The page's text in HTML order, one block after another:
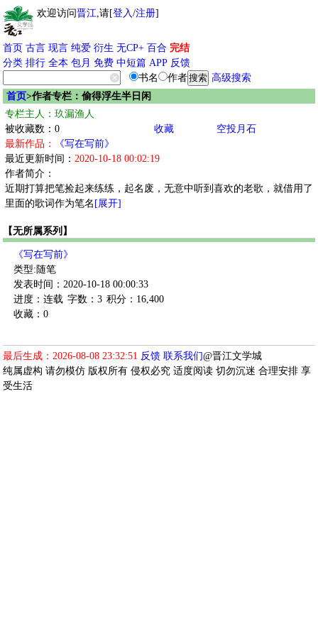
欢迎访问晋江,请[登入/注册]
首页 古言 现言 纯爱 衍生 无CP+ 百合 完结
分类 排行 全本 包月 免费 中短篇 APP 反馈
书名
作者
高级搜索
首页>作者专栏：偷得浮生半日闲
专栏主人：玖漏渔人
被收藏数：0
收藏
空投月石
最新作品：
《写在写前》
最近更新时间： 2020-10-18 00:02:19
作者简介：
近期打算把笔捡起来练练，起名废，无意中听到喜欢的老歌，就借用了
里面的歌词作为笔名 [展开]
【无所属系列】
《写在写前》
类型:随笔
发表时间：2020-10-18 00:00:33
进度：连载 字数：3 积分：16,400
收藏：0
最后生成：2026-08-08 23:32:51 反馈 联系我们@晋江文学城
纯属虚构 请勿模仿 版权所有 侵权必究 适度阅读 切勿沉迷 合理安排 享
受生活